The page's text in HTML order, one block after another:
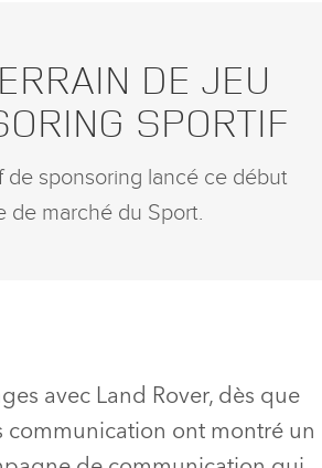
DE JEU
SPORTIF
de sponsoring lancé ce début
de marché du Sport.
avec Land Rover, dès que
communication ont montré un